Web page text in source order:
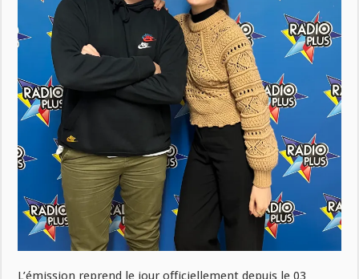
L’émission reprend le jour officiellement depuis le 03